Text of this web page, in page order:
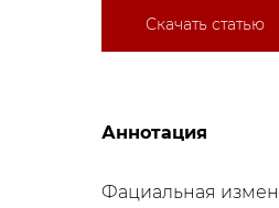
Скачать статью
Аннотация
Фациальная